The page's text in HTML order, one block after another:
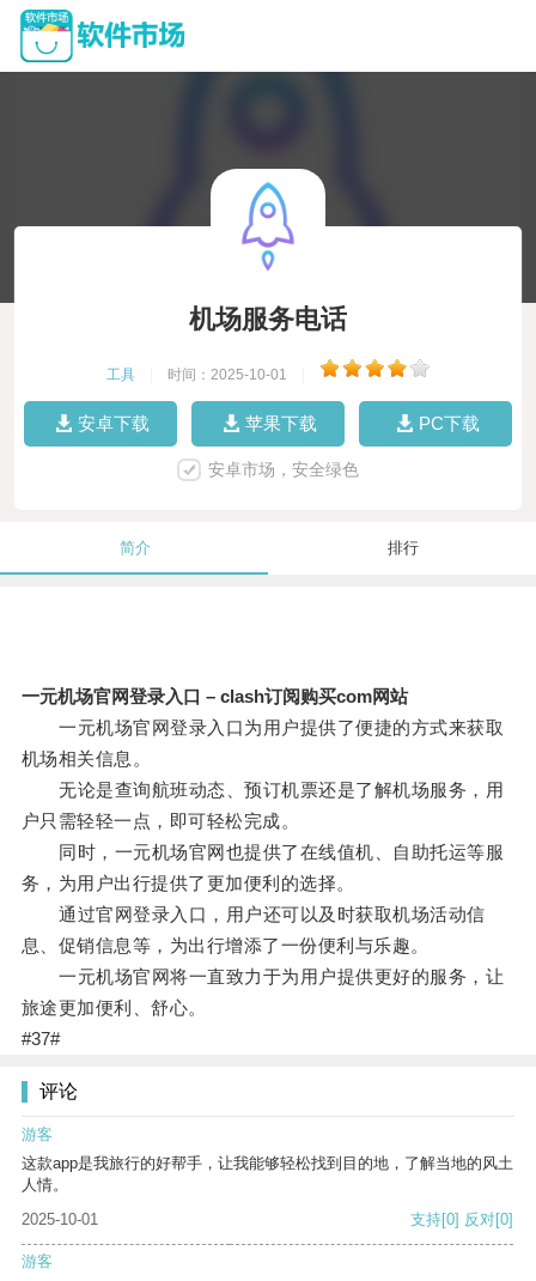
机场服务电话
工具 时间：2025-10-01
安卓下载 苹果下载 PC下载
安卓市场，安全绿色
简介 排行
一元机场官网登录入口 – clash订阅购买com网站
一元机场官网登录入口为用户提供了便捷的方式来获取
机场相关信息。
无论是查询航班动态、预订机票还是了解机场服务，用
户只需轻轻一点，即可轻松完成。
同时，一元机场官网也提供了在线值机、自助托运等服
务，为用户出行提供了更加便利的选择。
通过官网登录入口，用户还可以及时获取机场活动信
息、促销信息等，为出行增添了一份便利与乐趣。
一元机场官网将一直致力于为用户提供更好的服务，让
旅途更加便利、舒心。
#37#
评论
游客
这款app是我旅行的好帮手，让我能够轻松找到目的地，了解当地的风土
人情。
2025-10-01
支持[0] 反对[0]
游客